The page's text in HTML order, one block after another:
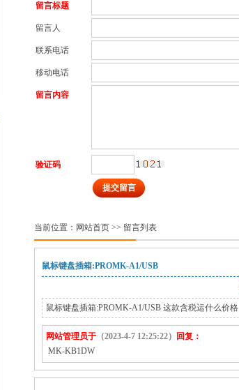
留言标题
留言人
联系电话
移动电话
留言内容
验证码
当前位置： 网站首页 >> 留言列表
鼠标键盘插箱:PROMK-A1/USB
鼠标键盘插箱:PROMK-A1/USB 这款含税运什么价格
网站管理员于 （2023-4-7 12:25:22）
回复：
MK-KB1DW